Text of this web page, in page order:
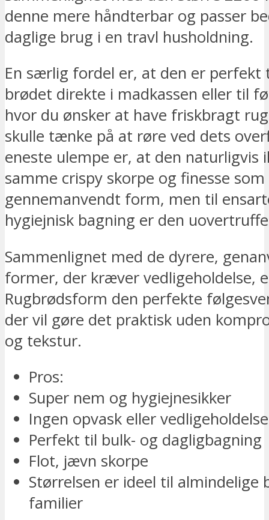
denne mere håndterbar og passer
daglige brug i en travl husholdning.
En særlig fordel er, at den er perfekt
brødet direkte i madkassen eller til
hvor du ønsker at have friskbragt
skulle tænke på at røre ved dets
eneste ulempe er, at den naturligvis
samme crispy skorpe og finesse
gennemanvendt form, men til
hygiejnisk bagning er den
Sammenlignet med de dyrere,
former, der kræver vedligeholdelse,
Rugbrødsform den perfekte
der vil gøre det praktisk uden
og tekstur.
Pros:
Super nem og hygiejnesikker
Ingen opvask eller vedligeholdelse
Perfekt til bulk- og dagligbagning
Flot, jævn skorpe
Størrelsen er ideel til almindelige
familier